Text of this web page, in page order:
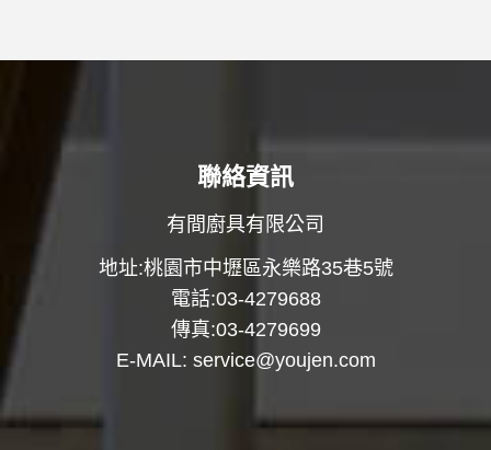
聯絡資訊
有間廚具有限公司
地址:桃園市中壢區永樂路35巷5號
電話:03-4279688
傳真:03-4279699
E-MAIL: service@youjen.com